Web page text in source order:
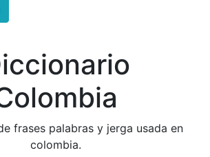
frases palabras y jerga usada en
colombia.